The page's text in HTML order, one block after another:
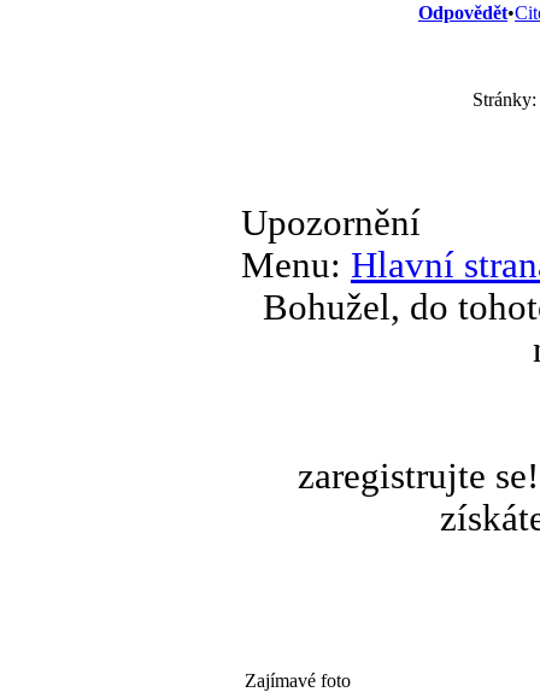
Odpovědět•
Stránky:
Upozornění
Menu: Hlavní
Bohužel, do
zaregistrujte
Zajímavé foto